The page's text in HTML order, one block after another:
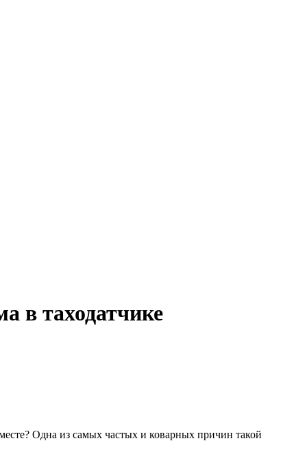
в таходатчике
Одна из самых частых и коварных причин такой